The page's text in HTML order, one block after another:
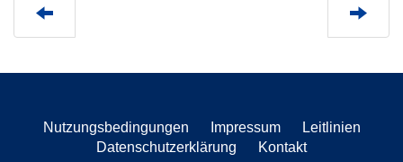
Nutzungsbedingungen Impressum
Leitlinien
Datenschutzerklärung
Kontakt